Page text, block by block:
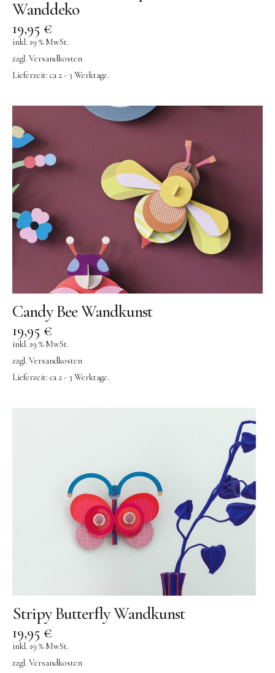
Wanddeko
19,95 €
inkl. 19 % MwSt.
zzgl. Versandkosten
Lieferzeit: ca 2 - 3 Werktage.
Candy Bee Wandkunst
19,95 €
inkl. 19 % MwSt.
zzgl. Versandkosten
Lieferzeit: ca 2 - 3 Werktage.
Stripy Butterfly Wandkunst
19,95 €
inkl. 19 % MwSt.
zzgl. Versandkosten